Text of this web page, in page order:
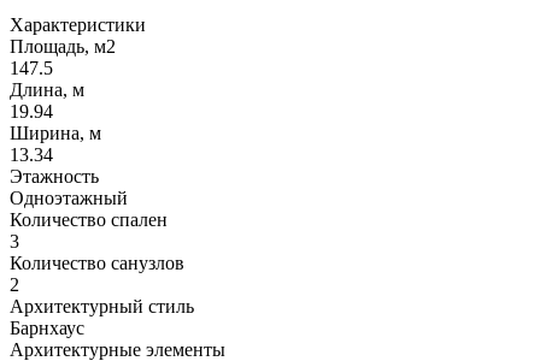
Характеристики
Площадь, м2
147.5
Длина, м
19.94
Ширина, м
13.34
Этажность
Одноэтажный
Количество спален
3
Количество санузлов
2
Архитектурный стиль
Барнхаус
Архитектурные элементы